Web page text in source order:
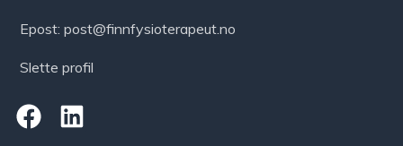
Epost: post@finnfysioterapeut.no
Slette profil